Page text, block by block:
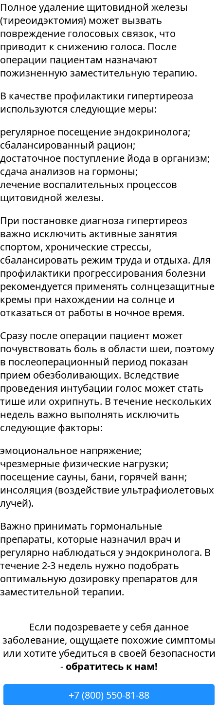
Полное удаление щитовидной железы
(тиреоидэктомия) может вызвать
повреждение голосовых связок, что
приводит к снижению голоса. После
операции пациентам назначают
пожизненную заместительную терапию.
В качестве профилактики гипертиреоза
используются следующие меры:
регулярное посещение эндокринолога;
сбалансированный рацион;
достаточное поступление йода в организм;
сдача анализов на гормоны;
лечение воспалительных процессов
щитовидной железы.
При постановке диагноза гипертиреоз
важно исключить активные занятия
спортом, хронические стрессы,
сбалансировать режим труда и отдыха. Для
профилактики прогрессирования болезни
рекомендуется применять солнцезащитные
кремы при нахождении на солнце и
отказаться от работы в ночное время.
Сразу после операции пациент может
почувствовать боль в области шеи, поэтому
в послеоперационный период показан
прием обезболивающих. Вследствие
проведения интубации голос может стать
тише или охрипнуть. В течение нескольких
недель важно выполнять исключить
следующие факторы:
эмоциональное напряжение;
чрезмерные физические нагрузки;
посещение сауны, бани, горячей ванн;
инсоляция (воздействие ультрафиолетовых
лучей).
Важно принимать гормональные
препараты, которые назначил врач и
регулярно наблюдаться у эндокринолога. В
течение 2-3 недель нужно подобрать
оптимальную дозировку препаратов для
заместительной терапии.
Если подозреваете у себя данное
заболевание, ощущаете похожие симптомы
или хотите убедиться в своей безопасности
- обратитесь к нам!
+7 (800) 550-81-88